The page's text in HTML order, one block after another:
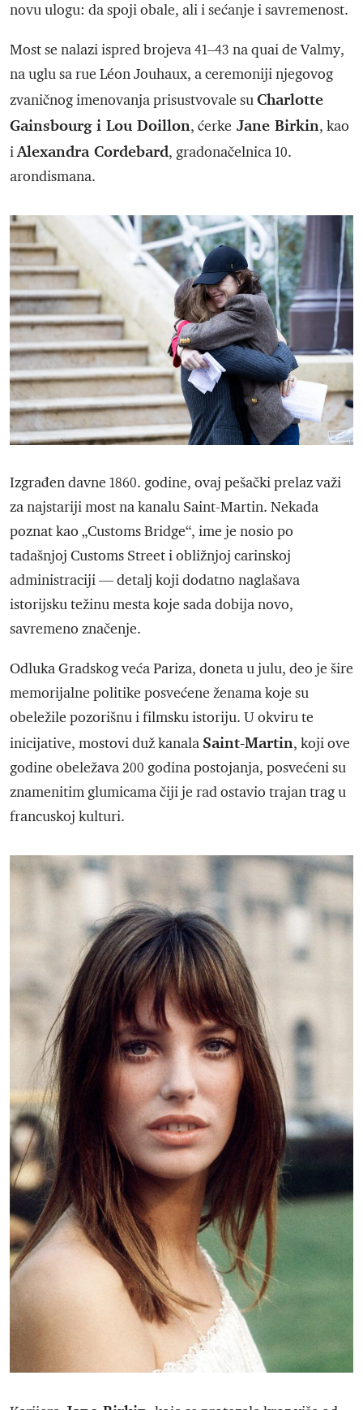
novu ulogu: da spoji obale, ali i sećanje i savremenost.
Most se nalazi ispred brojeva 41–43 na quai de Valmy,
na uglu sa rue Léon Jouhaux, a ceremoniji njegovog
zvaničnog imenovanja prisustvovale suCharlotte
Gainsbourg i Lou Doillon, ćerke Jane Birkin, kao
iAlexandra Cordebard, gradonačelnica 10.
arondismana.
Izgrađen davne 1860. godine, ovaj pešački prelaz važi
za najstariji most na kanalu Saint-Martin. Nekada
poznat kao „Customs Bridge“, ime je nosio po
tadašnjoj Customs Street i obližnjoj carinskoj
administraciji — detalj koji dodatno naglašava
istorijsku težinu mesta koje sada dobija novo,
savremeno značenje.
Odluka Gradskog veća Pariza, doneta u julu, deo je šire
memorijalne politike posvećene ženama koje su
obeležile pozorišnu i filmsku istoriju. U okviru te
inicijative, mostovi duž kanala Saint-Martin, koji ove
godine obeležava 200 godina postojanja, posvećeni su
znamenitim glumicama čiji je rad ostavio trajan trag u
francuskoj kulturi.